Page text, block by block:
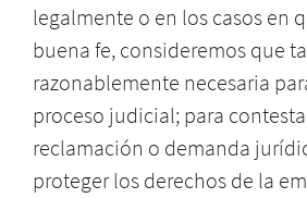
legalmente o en los casos en
buena fe, consideremos que
razonablemente necesaria
proceso judicial; para
reclamación o demanda
proteger los derechos de la